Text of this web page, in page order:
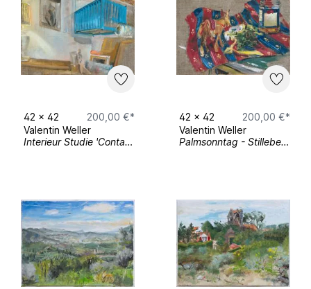
42 x 42
200,00 €*
Valentin Weller
Interieur Studie 'Container DS und Bild'
42 x 42
200,00 €*
Valentin Weller
Palmsonntag - Stilleben Studie